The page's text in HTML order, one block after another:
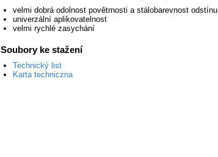
velmi dobrá odolnost povětrnosti a stálobarevnost odstínu
univerzální aplikovatelnost
velmi rychlé zasychání
Soubory ke stažení
Technický list
Karta techniczna